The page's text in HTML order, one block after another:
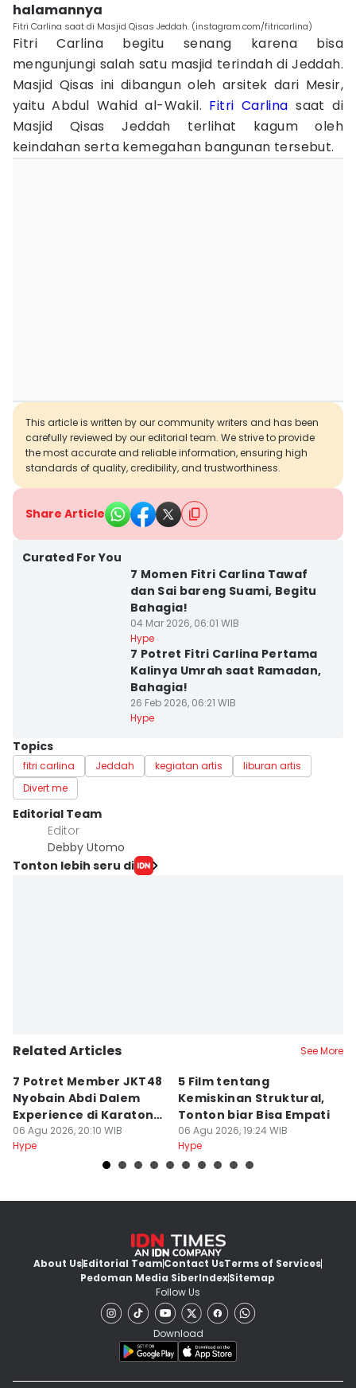
halamannya
Fitri Carlina saat di Masjid Qisas Jeddah. (instagram.com/fitricarlina)
Fitri Carlina begitu senang karena bisa
mengunjungi salah satu masjid terindah di Jeddah.
Masjid Qisas ini dibangun oleh arsitek dari Mesir,
yaitu Abdul Wahid al-Wakil. Fitri Carlina saat di
Masjid Qisas Jeddah terlihat kagum oleh
keindahan serta kemegahan bangunan tersebut.
This article is written by our community writers and has been
carefully reviewed by our editorial team. We strive to provide
the most accurate and reliable information, ensuring high
standards of quality, credibility, and trustworthiness.
Share Article
Curated For You
7 Momen Fitri Carlina Tawaf
dan Sai bareng Suami, Begitu
Bahagia!
04 Mar 2026, 06:01 WIB
Hype
7 Potret Fitri Carlina Pertama
Kalinya Umrah saat Ramadan,
Bahagia!
26 Feb 2026, 06:21 WIB
Hype
Topics
fitri carlina Jeddah kegiatan artis
liburan artis
Divert me
Editorial Team
Editor
Debby Utomo
Tonton lebih seru di
Related Articles See More
7 Potret Member JKT48
Nyobain Abdi Dalem
Experience di Karaton
Yogyakarta
06 Agu 2026, 20:10 WIB
Hype
5 Film tentang
Kemiskinan Struktural,
Tonton biar Bisa Empati
06 Agu 2026, 19:24 WIB
Hype
About UsEditorial TeamContact UsTerms of Services
Pedoman Media SiberIndexSitemap
Follow Us
Download